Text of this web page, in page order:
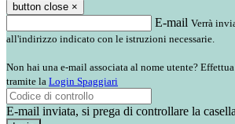
button close ×
E-mail Verrà
all'indirizzo indicato con le istruzioni necessarie.
Non hai una e-mail associata al nome utente?
tramite la Login Spaggiari
E-mail inviata, si prega di controllare la